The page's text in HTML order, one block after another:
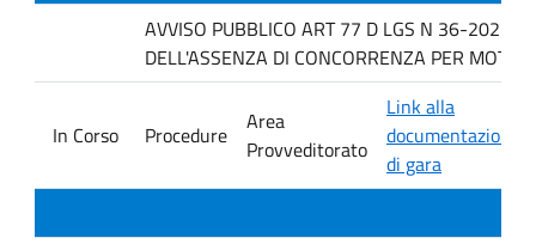
AVVISO PUBBLICO ART 77 D LGS N 36-2023
DELL'ASSENZA DI CONCORRENZA PER
In Corso Procedure
Area
Provveditorato
Link alla
documentazione
di gara